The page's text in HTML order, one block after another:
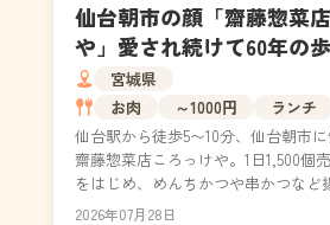
仙台朝市の顔「齋藤惣菜
や」愛され続けて60年の
宮城県
お肉
～1000円
ランチ
仙台駅から徒歩5〜10分、仙台朝市に
齋藤惣菜店ころっけや。1日1,500個
をはじめ、めんちかつや串かつなど
時並びます。営業時間は10時から17時
2026年07月28日